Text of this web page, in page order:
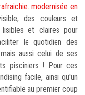
modernisée en
des couleurs et
lisibles et claires pour
le quotidien des
aussi celui de ses
pisciniers ! Pour ces
facile, ainsi qu'un
au premier coup